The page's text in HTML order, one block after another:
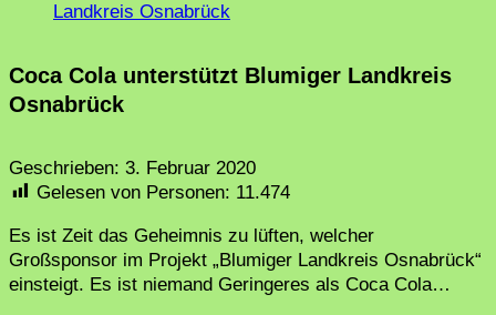
Landkreis Osnabrück
Coca Cola unterstützt Blumiger Landkreis
Osnabrück
Geschrieben: 3. Februar 2020
Gelesen von Personen: 11.474
Es ist Zeit das Geheimnis zu lüften, welcher
Großsponsor im Projekt „Blumiger Landkreis Osnabrück“
einsteigt. Es ist niemand Geringeres als Coca Cola…